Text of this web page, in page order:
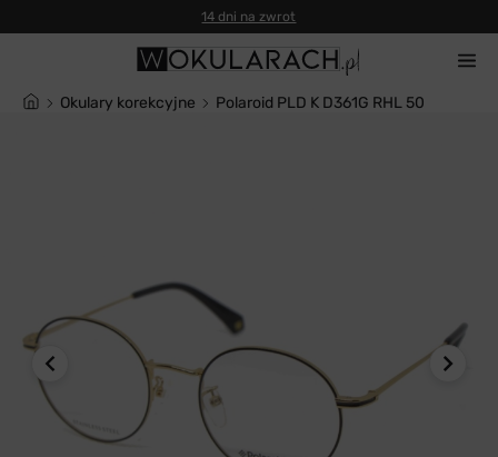
14 dni na zwrot
Okulary korekcyjne Polaroid PLD K D361G RHL 50